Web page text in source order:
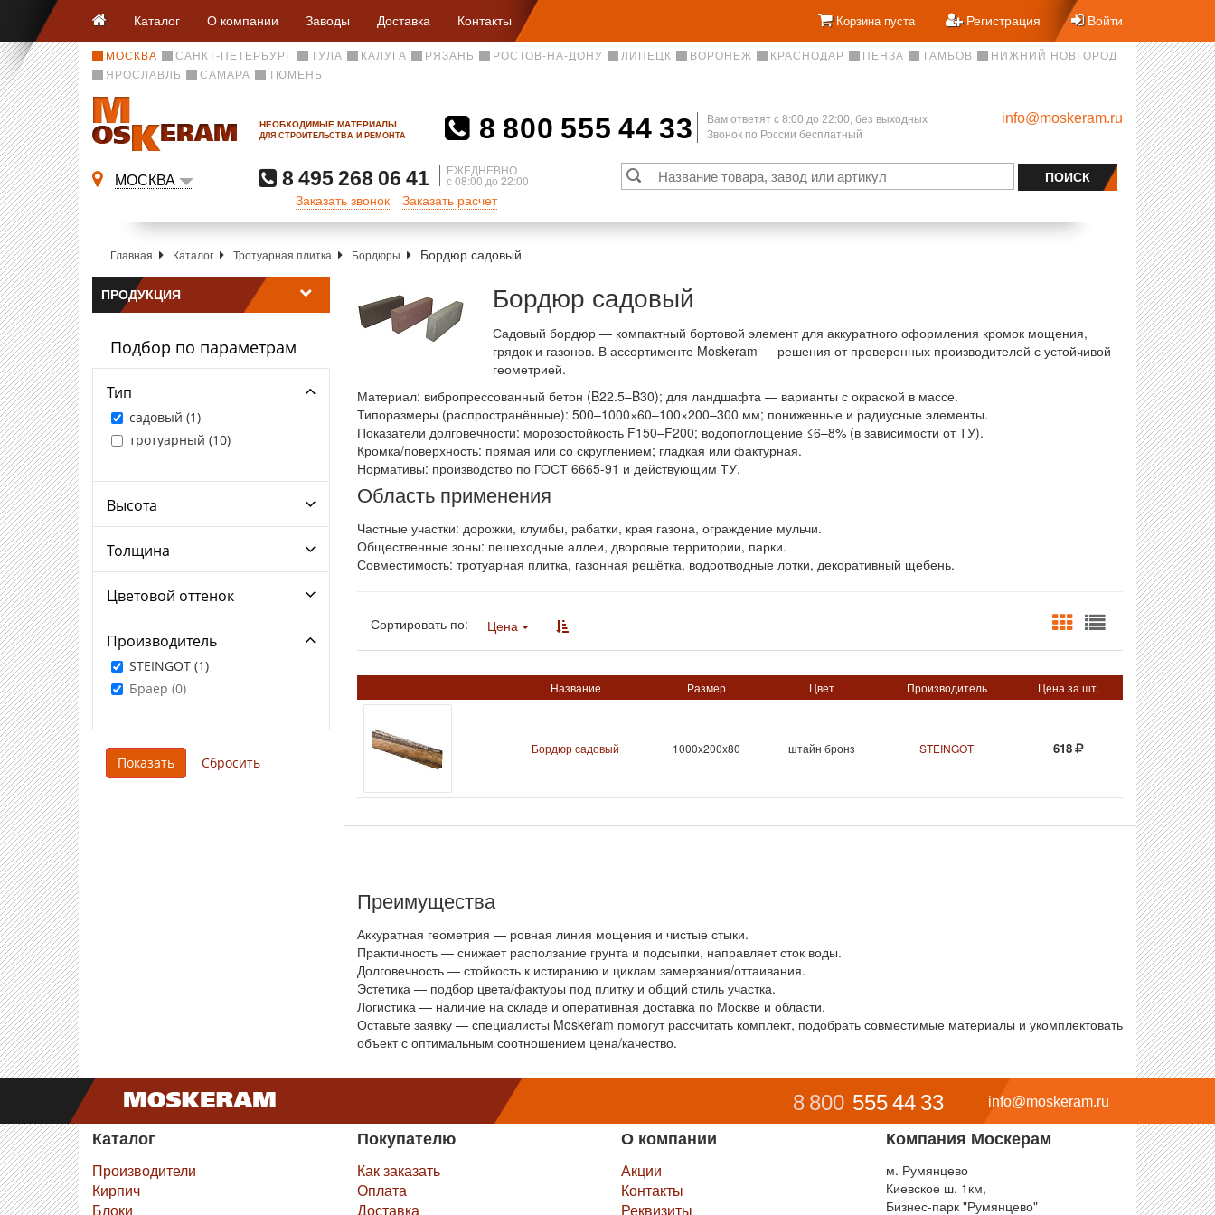
Каталог О компании Заводы Доставка Контакты Корзина пуста Регистрация Войти
МОСКВА САНКТ-ПЕТЕРБУРГ ТУЛА КАЛУГА РЯЗАНЬ РОСТОВ-НА-ДОНУ ЛИПЕЦК ВОРОНЕЖ КРАСНОДАР ПЕНЗА ТАМБОВ
НИЖНИЙ НОВГОРОД
ЯРОСЛАВЛЬ
САМАРА ТЮМЕНЬ
НЕОБХОДИМЫЕ МАТЕРИАЛЫ
ДЛЯ СТРОИТЕЛЬСТВА И РЕМОНТА 8 800 555 44 33
Вам ответят c 8:00 до 22:00, без выходных
Звонок по России бесплатный
info@moskeram.ru
МОСКВА 8 495 268 06 41 ЕЖЕДНЕВНО
с 08:00 до 22:00
Заказать звонок Заказать расчет
Главная Каталог Тротуарная плитка Бордюры Бордюр садовый
ПРОДУКЦИЯ
Подбор по параметрам
Тип
садовый (1)
тротуарный (10)
Высота
Толщина
Цветовой оттенок
Производитель
STEINGOT (1)
Браер (0)
Бордюр садовый
Садовый бордюр — компактный бортовой элемент для аккуратного оформления кромок мощения,
грядок и газонов. В ассортименте Moskeram — решения от проверенных производителей с устойчивой
геометрией.
Материал: вибропрессованный бетон (B22.5–B30); для ландшафта — варианты с окраской в массе.
Типоразмеры (распространённые): 500–1000×60–100×200–300 мм; пониженные и радиусные элементы.
Показатели долговечности: морозостойкость F150–F200; водопоглощение ≤6–8% (в зависимости от ТУ).
Кромка/поверхность: прямая или со скруглением; гладкая или фактурная.
Нормативы: производство по ГОСТ 6665-91 и действующим ТУ.
Область применения
Частные участки: дорожки, клумбы, рабатки, края газона, ограждение мульчи.
Общественные зоны: пешеходные аллеи, дворовые территории, парки.
Совместимость: тротуарная плитка, газонная решётка, водоотводные лотки, декоративный щебень.
Сортировать по: Цена
Название Размер Цвет Производитель Цена за шт.
Бордюр садовый 1000x200x80 штайн бронз STEINGOT 618
Преимущества
Аккуратная геометрия — ровная линия мощения и чистые стыки.
Практичность — снижает расползание грунта и подсыпки, направляет сток воды.
Долговечность — стойкость к истиранию и циклам замерзания/оттаивания.
Эстетика — подбор цвета/фактуры под плитку и общий стиль участка.
Логистика — наличие на складе и оперативная доставка по Москве и области.
Оставьте заявку — специалисты Moskeram помогут рассчитать комплект, подобрать совместимые материалы и укомплектовать
объект с оптимальным соотношением цена/качество.
info@moskeram.ru
8 800 555 44 33
Каталог
Производители
Кирпич
Блоки
Покупателю
Как заказать
Оплата
Доставка
О компании
Акции
Контакты
Реквизиты
Компания Москерам
м. Румянцево
Киевское ш. 1км,
Бизнес-парк "Румянцево"